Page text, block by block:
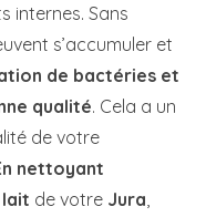
internes. Sans
s’accumuler et
de bactéries et
qualité. Cela a un
de votre
nettoyant
de votre Jura